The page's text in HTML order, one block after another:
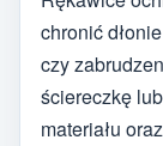
chronić
czy
ściereczkę
materiału